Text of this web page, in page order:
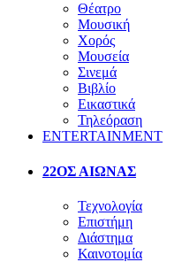
Θέατρο
Μουσική
Χορός
Μουσεία
Σινεμά
Βιβλίο
Εικαστικά
Τηλεόραση
ENTERTAINMENT
22ΟΣ ΑΙΩΝΑΣ
Τεχνολογία
Επιστήμη
Διάστημα
Καινοτομία